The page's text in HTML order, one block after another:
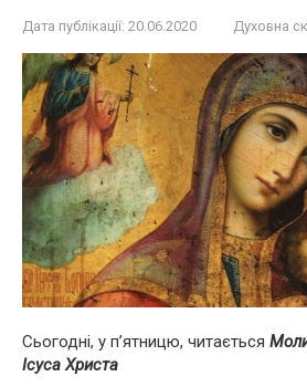
Дата публікації: 20.06.2020 Духовна
Сьогодні, у п’ятницю, читається
Ісуса Христа